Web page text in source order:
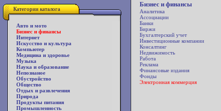
Категории каталога
Авто и мото
Бизнес и финансы
Интернет
Искусство и культура
Компьютер
Медицина и здоровье
Музыка
Наука и образование
Непознаное
Обустройство
Общество
Отдых и развлечения
Природа
Продукты питания
Промышленность
Бизнес и финансы
Аналитика
Ассоциации
Банки
Биржи
Бухгалтерский учет
Инвестиционные компании
Консалтинг
Недвижимость
Работа
Реклама
Финансовые издания
Фонды
Электронная коммерция